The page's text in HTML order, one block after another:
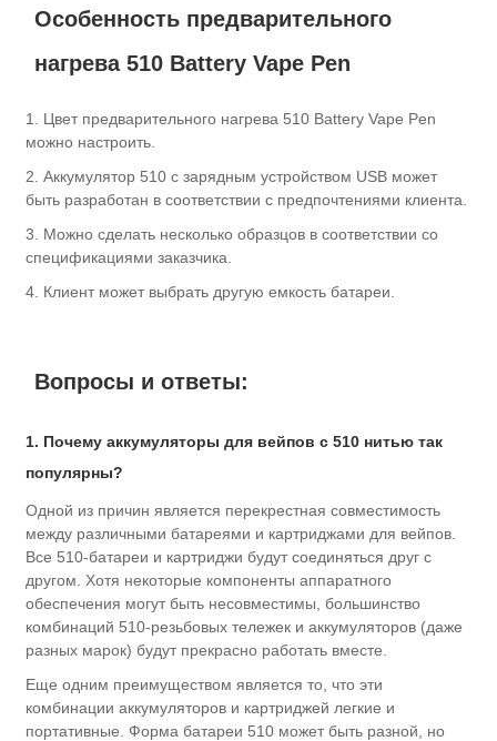
Особенность предварительного
нагрева 510 Battery Vape Pen
1. Цвет предварительного нагрева 510 Battery Vape Pen
можно настроить.
2. Аккумулятор 510 с зарядным устройством USB может
быть разработан в соответствии с предпочтениями клиента.
3. Можно сделать несколько образцов в соответствии со
спецификациями заказчика.
4. Клиент может выбрать другую емкость батареи.
Вопросы и ответы:
1. Почему аккумуляторы для вейпов с 510 нитью так
популярны?
Одной из причин является перекрестная совместимость
между различными батареями и картриджами для вейпов.
Все 510-батареи и картриджи будут соединяться друг с
другом. Хотя некоторые компоненты аппаратного
обеспечения могут быть несовместимы, большинство
комбинаций 510-резьбовых тележек и аккумуляторов (даже
разных марок) будут прекрасно работать вместе.
Еще одним преимуществом является то, что эти
комбинации аккумуляторов и картриджей легкие и
портативные. Форма батареи 510 может быть разной, но